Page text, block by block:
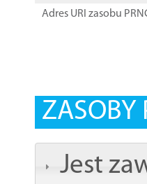
Adres URI zasobu
ZASOBY
Jest